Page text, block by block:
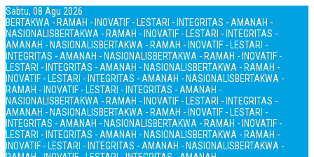
Sabtu, 08 Agu 2026
BERTAKWA - RAMAH - INOVATIF - LESTARI - INTEGRITAS - AMANAH -
NASIONALISBERTAKWA - RAMAH - INOVATIF - LESTARI - INTEGRITAS -
AMANAH - NASIONALISBERTAKWA - RAMAH - INOVATIF - LESTARI -
INTEGRITAS - AMANAH - NASIONALISBERTAKWA - RAMAH - INOVATIF -
LESTARI - INTEGRITAS - AMANAH - NASIONALISBERTAKWA - RAMAH -
INOVATIF - LESTARI - INTEGRITAS - AMANAH - NASIONALISBERTAKWA -
RAMAH - INOVATIF - LESTARI - INTEGRITAS - AMANAH -
NASIONALISBERTAKWA - RAMAH - INOVATIF - LESTARI - INTEGRITAS -
AMANAH - NASIONALISBERTAKWA - RAMAH - INOVATIF - LESTARI -
INTEGRITAS - AMANAH - NASIONALISBERTAKWA - RAMAH - INOVATIF -
LESTARI - INTEGRITAS - AMANAH - NASIONALISBERTAKWA - RAMAH -
INOVATIF - LESTARI - INTEGRITAS - AMANAH - NASIONALISBERTAKWA -